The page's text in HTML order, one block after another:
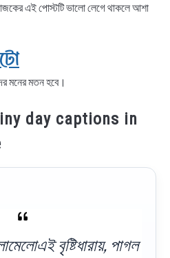
এই পোস্টটি ভালো লেগে থাকলে আশা
মনের মতন হবে।
day captions in
বৃষ্টিধারায়, পাগল